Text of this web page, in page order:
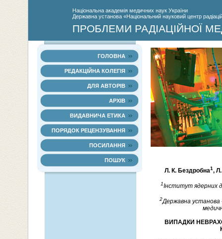
Нацiональна академiя медичних наук України
Державна установа «Національний науковий центр
ПРОБЛЕМИ РАДІАЦІЙНОЇ
ГОЛОВНА
РЕДАКЦІЙНА КОЛЕГІЯ
ДЛЯ АВТОРІВ
АРХІВ
ВИДАВНИЧА ЕТИКА
ПОРЯДОК РЕЦЕНЗУВАННЯ
ПОСИЛАННЯ
ПОШУК
Л. К. Бездробна1,
1Інститут ядерних
2Державна установа
ВИПАДКИ